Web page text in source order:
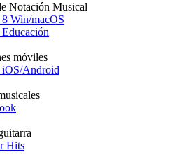
Notación Musical
Win/macOS
móviles
iOS/Android
Hits